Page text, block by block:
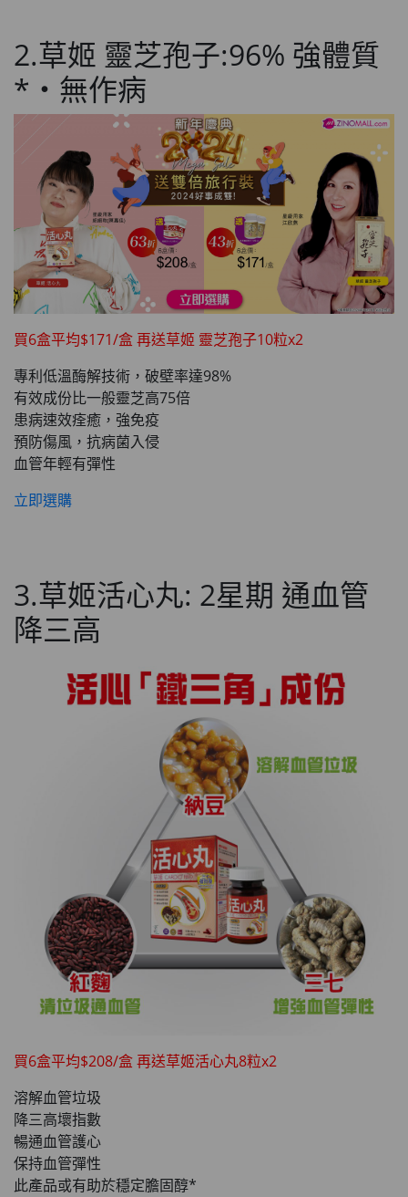
2.草姬 靈芝孢子:96% 強體質
*‧無作病
買6盒平均$171/盒 再送草姬 靈芝孢子10粒x2
專利低溫酶解技術，破壁率達98%
有效成份比一般靈芝高75倍
患病速效痊癒，強免疫
預防傷風，抗病菌入侵
血管年輕有彈性
立即選購
3.草姬活心丸: 2星期 通血管
降三高
買6盒平均$208/盒 再送草姬活心丸8粒x2
溶解血管垃圾
降三高壞指數
暢通血管護心
保持血管彈性
此產品或有助於穩定膽固醇*